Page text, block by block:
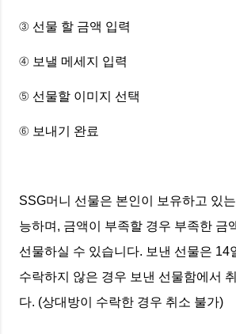
③ 선물 할 금액 입력
④ 보낼 메세지 입력
⑤ 선물할 이미지 선택
⑥ 보내기 완료
SSG머니 선물은 본인이 보유하고 있
능하며, 금액이 부족할 경우 부족한 금
선물하실 수 있습니다. 보낸 선물은 14
수락하지 않은 경우 보낸 선물함에서
다. (상대방이 수락한 경우 취소 불가)